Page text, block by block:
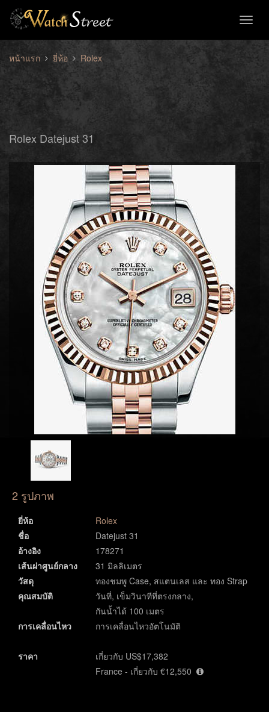
หน้าแรก ยี่ห้อ Rolex
Rolex Datejust 31
2 รูปภาพ
ยี่ห้อ
Rolex
ชื่อ
Datejust 31
อ้างอิง
178271
เส้นผ่าศูนย์กลาง
31 มิลลิเมตร
วัสดุ
ทองชมพู Case, สแตนเลส และ ทอง Strap
คุณสมบัติ
วันที่, เข็มวินาทีที่ตรงกลาง,
กันน้ำได้ 100 เมตร
การเคลื่อนไหว
การเคลื่อนไหวอัตโนมัติ
ราคา
เกี่ยวกับ US$17,382
France - เกี่ยวกับ €12,550